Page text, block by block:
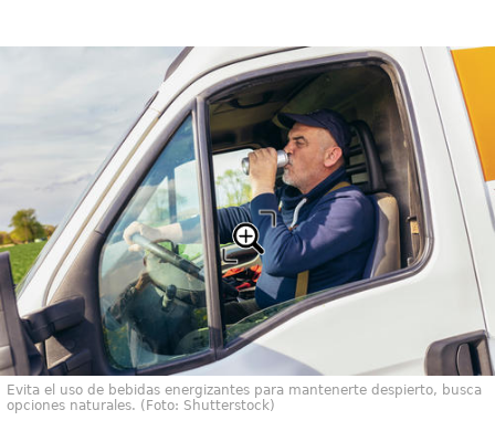
Evita el uso de bebidas energizantes para mantenerte despierto, busca
opciones naturales. (Foto: Shutterstock)